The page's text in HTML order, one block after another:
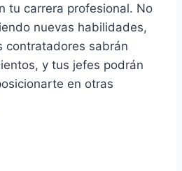
tu carrera profesional. No
nuevas habilidades,
contratadores sabrán
y tus jefes podrán
en otras